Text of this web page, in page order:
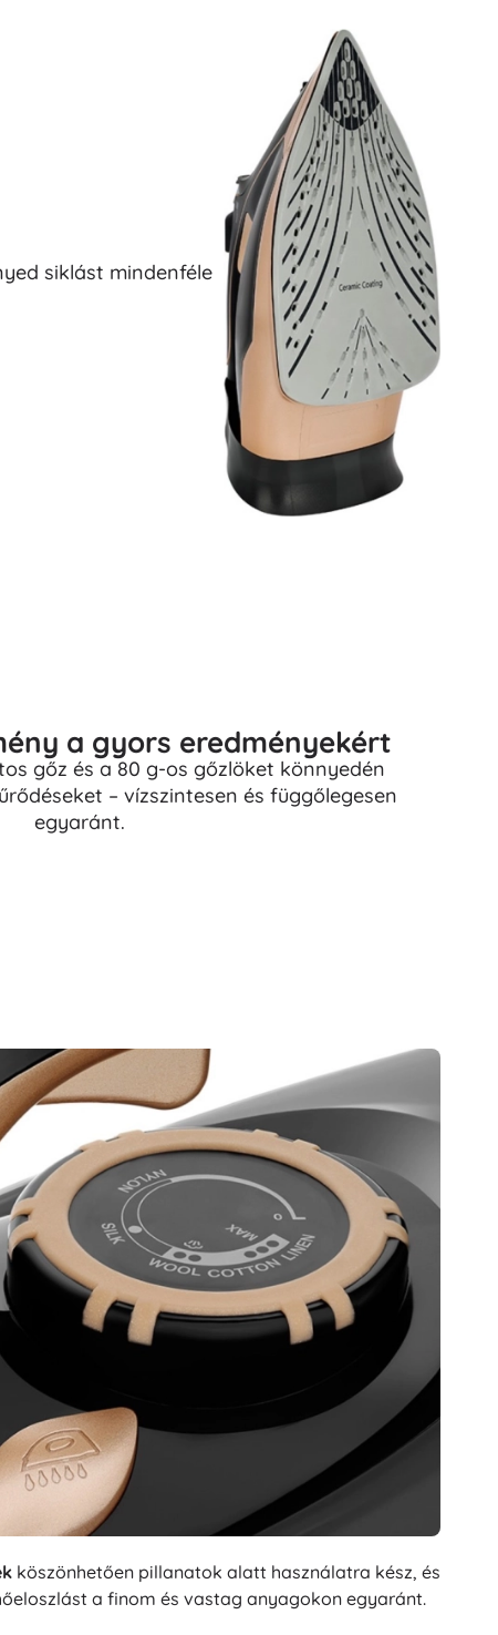
siklást mindenféle
a gyors eredményekért
gőz és a 80 g-os gőzlöket könnyedén
– vízszintesen és függőlegesen
egyaránt.
köszönhetően pillanatok alatt használatra kész, és
a finom és vastag anyagokon egyaránt.